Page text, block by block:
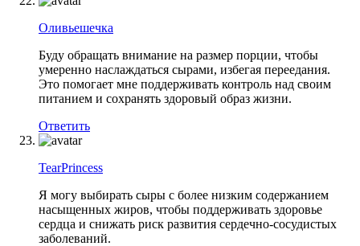
Оливьешечка
Буду обращать внимание на размер порции, чтобы
умеренно наслаждаться сырами, избегая переедания.
Это помогает мне поддерживать контроль над своим
питанием и сохранять здоровый образ жизни.
Ответить
TearPrincess
Я могу выбирать сыры с более низким содержанием
насыщенных жиров, чтобы поддерживать здоровье
сердца и снижать риск развития сердечно-сосудистых
заболеваний.